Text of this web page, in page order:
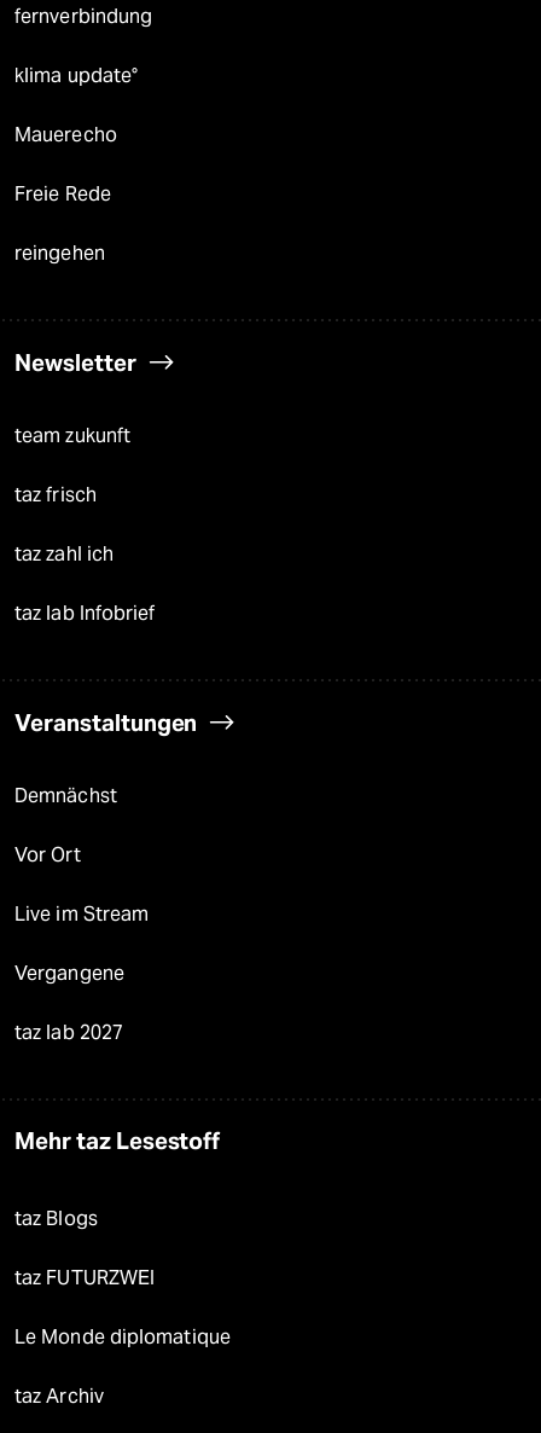
fernverbindung
klima update°
Mauerecho
Freie Rede
reingehen
Newsletter
team zukunft
taz frisch
taz zahl ich
taz lab Infobrief
Veranstaltungen
Demnächst
Vor Ort
Live im Stream
Vergangene
taz lab 2027
Mehr taz Lesestoff
taz Blogs
taz FUTURZWEI
Le Monde diplomatique
taz Archiv